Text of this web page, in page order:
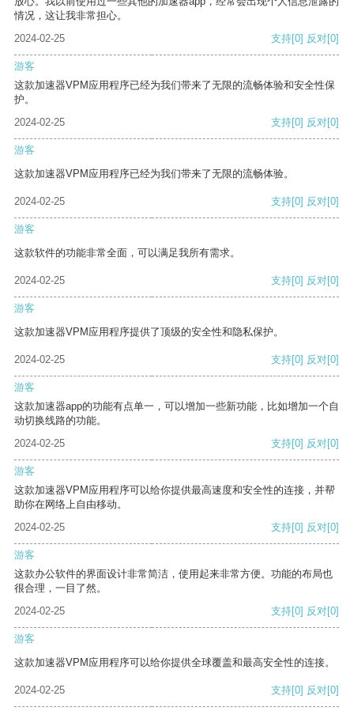
情况，这让我非常担心。
2024-02-25
支持[0] 反对[0]
游客
这款加速器VPM应用程序已经为我们带来了无限的流畅体验和安全性保
护。
2024-02-25
支持[0] 反对[0]
游客
这款加速器VPM应用程序已经为我们带来了无限的流畅体验。
2024-02-25 支持[0] 反对[0]
游客
这款软件的功能非常全面，可以满足我所有需求。
2024-02-25 支持[0] 反对[0]
游客
这款加速器VPM应用程序提供了顶级的安全性和隐私保护。
2024-02-25 支持[0] 反对[0]
游客
这款加速器app的功能有点单一，可以增加一些新功能，比如增加一个自
动切换线路的功能。
2024-02-25
支持[0] 反对[0]
游客
这款加速器VPM应用程序可以给你提供最高速度和安全性的连接，并帮
助你在网络上自由移动。
2024-02-25
支持[0] 反对[0]
游客
这款办公软件的界面设计非常简洁，使用起来非常方便。功能的布局也
很合理，一目了然。
2024-02-25
支持[0] 反对[0]
游客
这款加速器VPM应用程序可以给你提供全球覆盖和最高安全性的连接。
2024-02-25 支持[0] 反对[0]